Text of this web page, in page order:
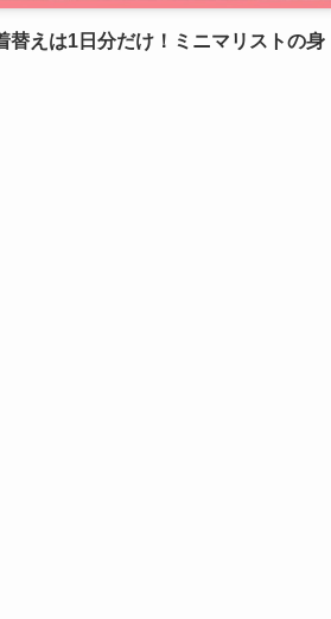
替えは1日分だけ！ミニマリストの身